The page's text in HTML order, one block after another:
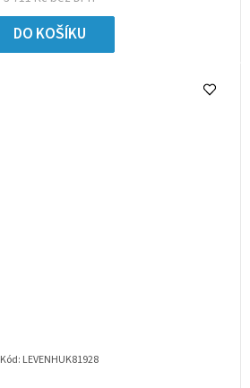
DO KOŠÍKU
Kód: LEVENHUK81928